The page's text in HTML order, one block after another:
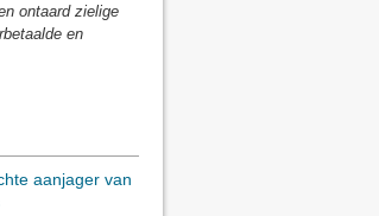
ontaard zielige
en
aanjager van